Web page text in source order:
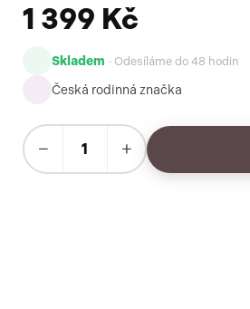
1 399 Kč
Skladem · Odesíláme do 48 hodin
Česká rodinná značka
− +